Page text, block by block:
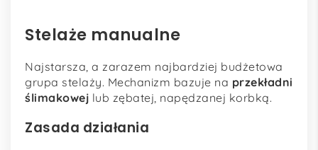
Stelaże manualne
Najstarsza, a zarazem najbardziej budżetowa
grupa stelaży. Mechanizm bazuje na przekładni
ślimakowej lub zębatej, napędzanej korbką.
Zasada działania